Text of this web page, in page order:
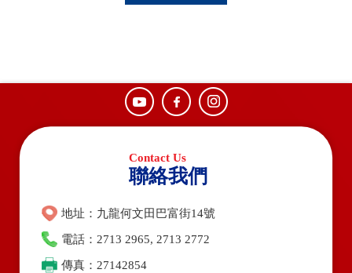
聯絡我們
地址：九龍何文田巴富街14號
電話：2713 2965, 2713 2772
傳真：27142854